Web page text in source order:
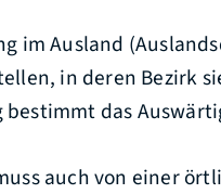
im Ausland
in deren Bezirk s
das
auch von einer